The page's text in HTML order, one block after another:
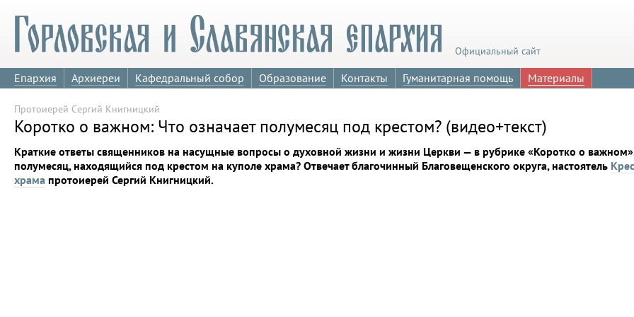
Официальный сайт
Епархия Архиереи Кафедральный собор Образование Контакты Гуманитарная помощь Материалы
Протоиерей Сергий Книгницкий
Коротко о важном: Что означает полумесяц под крестом? (видео+текст)
Краткие ответы священников на насущные вопросы о духовной жизни и жизни Церкви — в рубрике «Коротко о
полумесяц, находящийся под крестом на куполе храма? Отвечает благочинный Благовещенского округа, настоятель
храма протоиерей Сергий Книгницкий.